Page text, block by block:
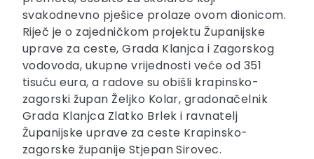
svakodnevno pješice prolaze ovom dionicom.
Riječ je o zajedničkom projektu Županijske
uprave za ceste, Grada Klanjca i Zagorskog
vodovoda, ukupne vrijednosti veće od 351
tisuću eura, a radove su obišli krapinsko-
zagorski župan Željko Kolar, gradonačelnik
Grada Klanjca Zlatko Brlek i ravnatelj
Županijske uprave za ceste Krapinsko-
zagorske županije Stjepan Sirovec.